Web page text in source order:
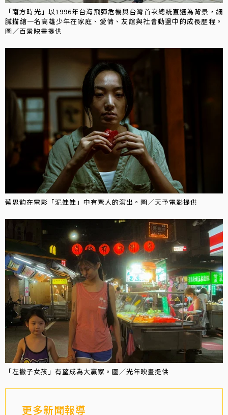
「南方時光」以1996年台海飛彈危機與台灣首次總統直選為背景，細
膩描繪一名高雄少年在家庭、愛情、友誼與社會動盪中的成長歷程。
圖／百景映畫提供
蔡思韵在電影「泥娃娃」中有驚人的演出。圖／天予電影提供
「左撇子女孩」有望成為大贏家。圖／光年映畫提供
更多新聞報導